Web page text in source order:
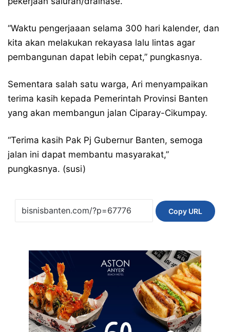
“Waktu pengerjaaan selama 300 hari kalender, dan
kita akan melakukan rekayasa lalu lintas agar
pembangunan dapat lebih cepat,” pungkasnya.
Sementara salah satu warga, Ari menyampaikan
terima kasih kepada Pemerintah Provinsi Banten
yang akan membangun jalan Ciparay-Cikumpay.
“Terima kasih Pak Pj Gubernur Banten, semoga
jalan ini dapat membantu masyarakat,”
pungkasnya. (susi)
Copy URL